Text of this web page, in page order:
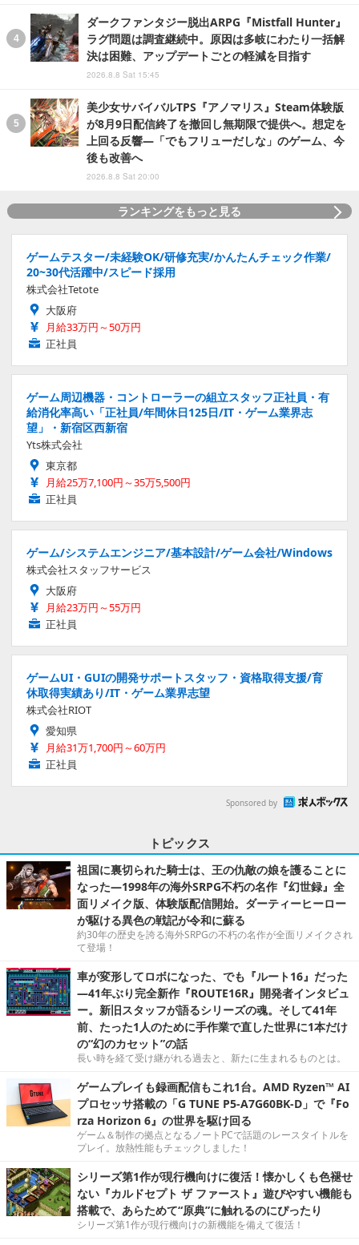
ダークファンタジー脱出ARPG『Mistfall Hunter』
ラグ問題は調査継続中。原因は多岐にわたり一括解
決は困難、アップデートごとの軽減を目指す
2026.8.8 Sat 15:45
美少女サバイバルTPS『アノマリス』Steam体験版
が8月9日配信終了を撤回し無期限で提供へ。想定を
上回る反響―「でもフリューだしな」のゲーム、今
後も改善へ
2026.8.8 Sat 20:00
ランキングをもっと見る
ゲームテスター/未経験OK/研修充実/かんたんチェック作業/
20~30代活躍中/スピード採用
株式会社Tetote
大阪府
月給33万円～50万円
正社員
ゲーム周辺機器・コントローラーの組立スタッフ正社員・有
給消化率高い「正社員/年間休日125日/IT・ゲーム業界志
望」・新宿区西新宿
Yts株式会社
東京都
月給25万7,100円～35万5,500円
正社員
ゲーム/システムエンジニア/基本設計/ゲーム会社/Windows
株式会社スタッフサービス
大阪府
月給23万円～55万円
正社員
ゲームUI・GUIの開発サポートスタッフ・資格取得支援/育
休取得実績あり/IT・ゲーム業界志望
株式会社RIOT
愛知県
月給31万1,700円～60万円
正社員
Sponsored by
トピックス
祖国に裏切られた騎士は、王の仇敵の娘を護ることに
なった―1998年の海外SRPG不朽の名作『幻世録』全
面リメイク版、体験版配信開始。ダーティーヒーロー
が駆ける異色の戦記が令和に蘇る
約30年の歴史を誇る海外SRPGの不朽の名作が全面リメイクされ
て登場！
車が変形してロボになった、でも『ルート16』だった
―41年ぶり完全新作『ROUTE16R』開発者インタビュ
ー。新旧スタッフが語るシリーズの魂。そして41年
前、たった1人のために手作業で直した世界に1本だけ
の“幻のカセット”の話
長い時を経て受け継がれる過去と、新たに生まれるものとは。
ゲームプレイも録画配信もこれ1台。AMD Ryzen™ AI
プロセッサ搭載の「G TUNE P5-A7G60BK-D」で『Fo
rza Horizon 6』の世界を駆け回る
ゲーム＆制作の拠点となるノートPCで話題のレースタイトルを
プレイ。放熱性能もチェックしました！
シリーズ第1作が現行機向けに復活！懐かしくも色褪せ
ない『カルドセプト ザ ファースト』遊びやすい機能も
搭載で、あらためて“原典”に触れるのにぴったり
シリーズ第1作が現行機向けの新機能を備えて復活！